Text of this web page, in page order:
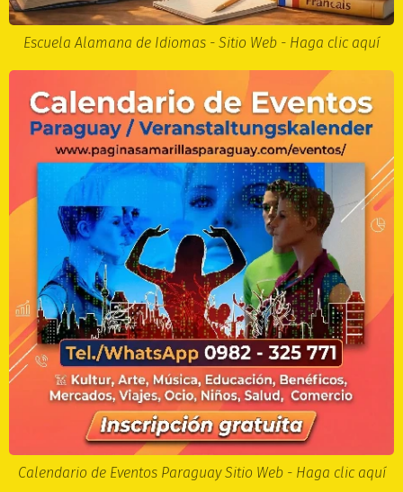
Escuela Alamana de Idiomas - Sitio Web - Haga clic aquí
Calendario de Eventos Paraguay Sitio Web - Haga clic aquí